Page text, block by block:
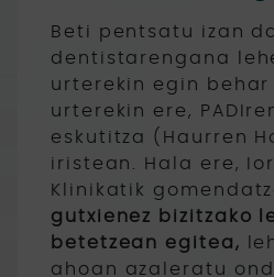
Beti pentsatu izan
dentistarengana
urterekin egin
urterekin ere,
eskutitza (Haurren
iristean. Hala ere,
Klinikatik
gutxienez bizitzako
betetzean egitea,
ahoan azaleratu